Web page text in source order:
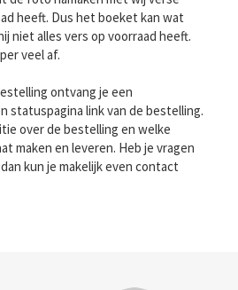
heeft. Dus het boeket kan wat
niet alles vers op voorraad heeft.
veel af.
ontvang je een
statuspagina link van de bestelling.
over de bestelling en welke
maken en leveren. Heb je vragen
kun je makelijk even contact